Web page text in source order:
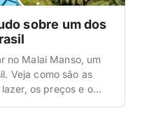
sobre um dos
no Malai Manso, um
Veja como são as
os preços e o